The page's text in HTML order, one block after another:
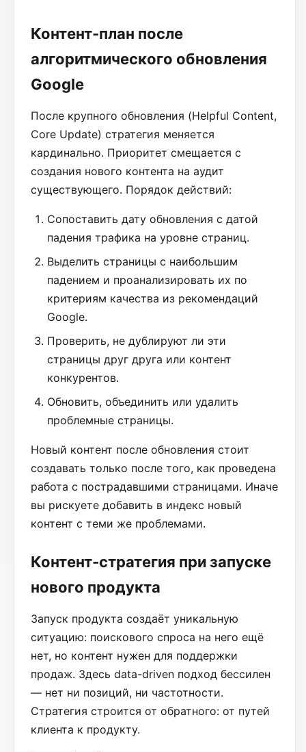
Контент-план после
алгоритмического обновления
Google
После крупного обновления (Helpful Content,
Core Update) стратегия меняется
кардинально. Приоритет смещается с
создания нового контента на аудит
существующего. Порядок действий:
Сопоставить дату обновления с датой
падения трафика на уровне страниц.
Выделить страницы с наибольшим
падением и проанализировать их по
критериям качества из рекомендаций
Google.
Проверить, не дублируют ли эти
страницы друг друга или контент
конкурентов.
Обновить, объединить или удалить
проблемные страницы.
Новый контент после обновления стоит
создавать только после того, как проведена
работа с пострадавшими страницами. Иначе
вы рискуете добавить в индекс новый
контент с теми же проблемами.
Контент-стратегия при запуске
нового продукта
Запуск продукта создаёт уникальную
ситуацию: поискового спроса на него ещё
нет, но контент нужен для поддержки
продаж. Здесь data-driven подход бессилен
— нет ни позиций, ни частотности.
Стратегия строится от обратного: от путей
клиента к продукту.